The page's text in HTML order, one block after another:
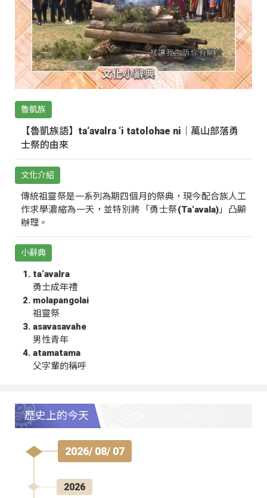
魯凱族
【魯凱族語】ta‘avalra ‘i tatolohae ni｜萬山部落勇
士祭的由來
文化介紹
傳統祖靈祭是一系列為期四個月的祭典，現今配合族人工
作求學濃縮為一天，並特別將「勇士祭(Ta‘avala)」凸顯
辦理。
小辭典
ta‘avalra
勇士成年禮
molapangolai
祖靈祭
asavasavahe
男性青年
atamatama
父字輩的稱呼
歷史上的今天
2026/ 08/ 07
2026